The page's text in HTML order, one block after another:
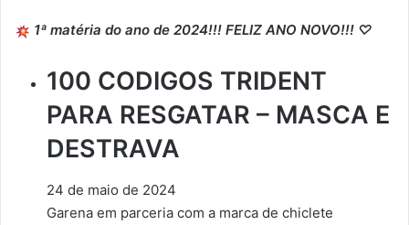
1ª matéria do ano de 2024!!! FELIZ ANO NOVO!!! ♡
100 CODIGOS TRIDENT
PARA RESGATAR – MASCA E
DESTRAVA
24 de maio de 2024
Garena em parceria com a marca de chiclete